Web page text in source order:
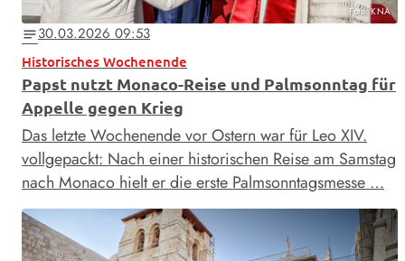
Foto: KNA
notes30.03.2026 09:53
Historisches Wochenende
Papst nutzt Monaco-Reise und Palmsonntag für
Appelle gegen Krieg
Das letzte Wochenende vor Ostern war für Leo XIV.
vollgepackt: Nach einer historischen Reise am Samstag
nach Monaco hielt er die erste Palmsonntagsmesse …